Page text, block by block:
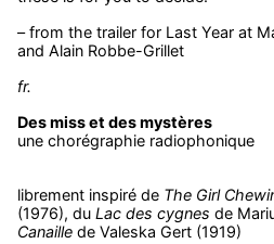
– from the trailer for Last Year at
and Alain Robbe-Grillet
fr.
Des miss et des mystères
une chorégraphie radiophonique
librement inspiré de The Girl
(1976), du Lac des cygnes de
Canaille de Valeska Gert (1919)